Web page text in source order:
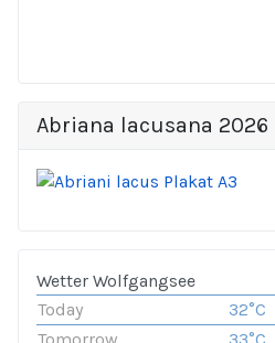
Abriana lacusana 2026
Wetter Wolfgangsee
Today
32°C